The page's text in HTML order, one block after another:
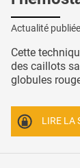
Actualité
Cette
des caillots
globules
LIRE LA